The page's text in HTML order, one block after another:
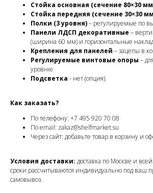
Стойка основная (сечение 80×30
Стойка передняя (сечение 30×30
Полки (3 уровня)– регулируемые по
Панели ЛДСП декоративные –
(ширина 60 мм) и горизонтальные
Крепления для панелей – зацепы в
Регулируемые винтовые опоры –
уровню
Подсветка - нет (опция).
Как заказать?
По телефону: +7 495 920 70 08
По email: zakaz@shelfmarket.su
Через сайт: добавьте товар в корзину и
Условия доставки: доставка по Москве и
сроки рассчитываются индивидуально под ваш
самовывоз.